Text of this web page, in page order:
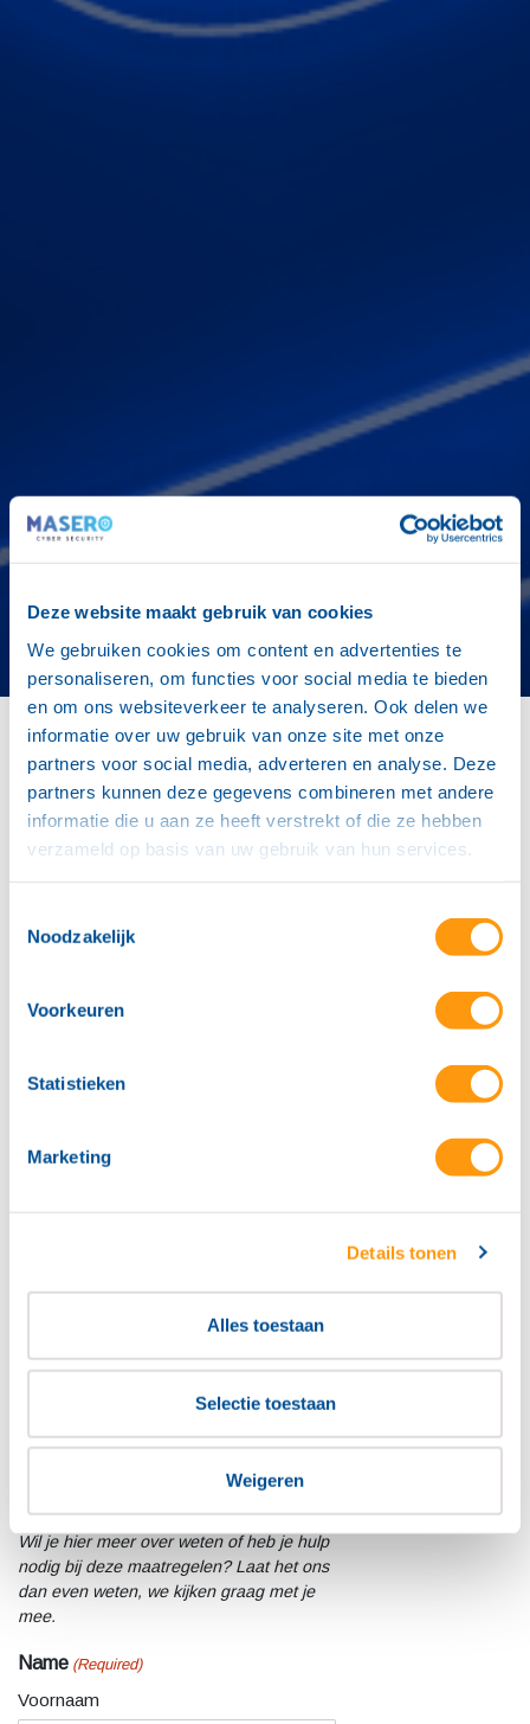
Deze website maakt gebruik van cookies
We gebruiken cookies om content en advertenties te
personaliseren, om functies voor social media te bieden
en om ons websiteverkeer te analyseren. Ook delen we
informatie over uw gebruik van onze site met onze
partners voor social media, adverteren en analyse. Deze
partners kunnen deze gegevens combineren met andere
informatie die u aan ze heeft verstrekt of die ze hebben
verzameld op basis van uw gebruik van hun services.
Noodzakelijk
Voorkeuren
Statistieken
Marketing
Details tonen
Alles toestaan
Selectie toestaan
Weigeren
Home"5 tips om je organisatie te beschermen tegen moderne
phishing aanvallen
Gepubliceerd: 24-07-2025
makkelijk herkennen. Als de spelfouten
wekte.
ontwikkelen zich razendsnel en zeker
en geautomatiseerde dienst. Er bestaan
Daarom hebben we een overzicht
gemaakt met een aantal waardevolle tips
te beschermen tegen moderne phishing
Download het overzicht
Wil je hier meer over weten of heb je hulp
nodig bij deze maatregelen? Laat het ons
dan even weten, we kijken graag met je
mee.
Name (Required)
Voornaam